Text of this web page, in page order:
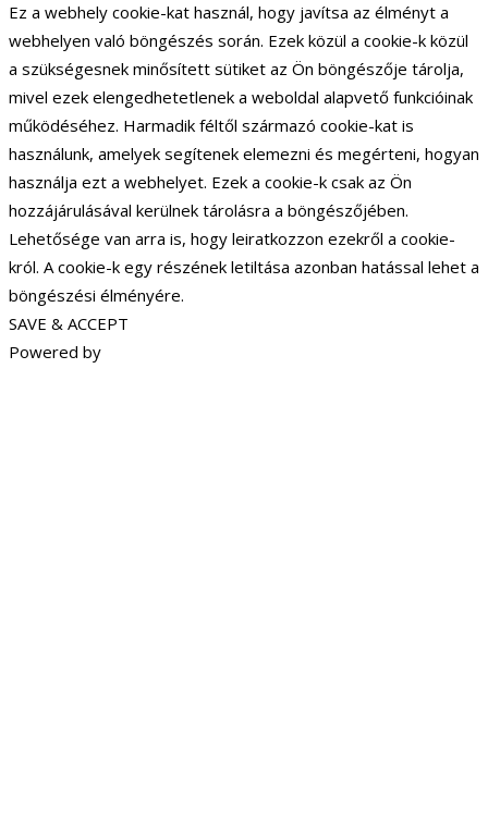
Ez a webhely cookie-kat használ, hogy javítsa az élményt a
webhelyen való böngészés során. Ezek közül a cookie-k közül
a szükségesnek minősített sütiket az Ön böngészője tárolja,
mivel ezek elengedhetetlenek a weboldal alapvető funkcióinak
működéséhez. Harmadik féltől származó cookie-kat is
használunk, amelyek segítenek elemezni és megérteni, hogyan
használja ezt a webhelyet. Ezek a cookie-k csak az Ön
hozzájárulásával kerülnek tárolásra a böngészőjében.
Lehetősége van arra is, hogy leiratkozzon ezekről a cookie-
król. A cookie-k egy részének letiltása azonban hatással lehet a
böngészési élményére.
SAVE & ACCEPT
Powered by